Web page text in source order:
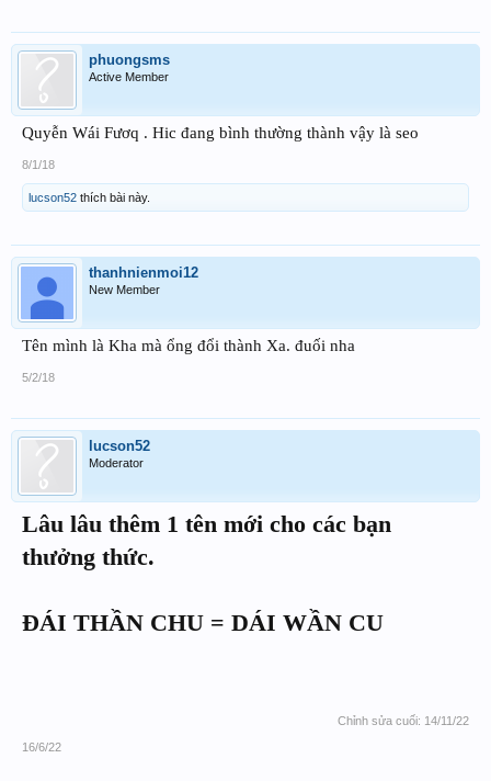
phuongsms
Active Member
Quyễn Wái Fươq . Hic đang bình thường thành vậy là seo
8/1/18
lucson52 thích bài này.
thanhnienmoi12
New Member
Tên mình là Kha mà ổng đổi thành Xa. đuối nha
5/2/18
lucson52
Moderator
Lâu lâu thêm 1 tên mới cho các bạn
thưởng thức.
ĐÁI THẦN CHU = DÁI WẦN CU
Chỉnh sửa cuối: 14/11/22
16/6/22